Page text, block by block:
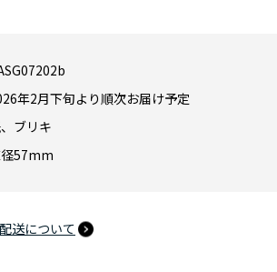
年2月下旬より順次お届け予定
ブリキ
57mm
配送について